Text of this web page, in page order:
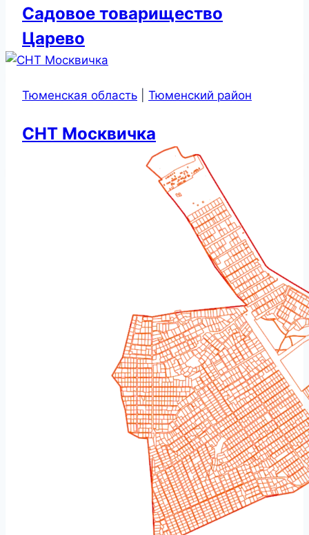
Садовое товарищество
Царево
Тюменская область Тюменский район
СНТ Москвичка